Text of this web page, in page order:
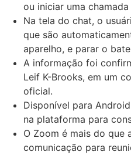
ou iniciar uma chamada
Na tela do chat, o
que são
aparelho, e parar o
A informação foi
Leif K-Brooks, em um
oficial.
Disponível para
na plataforma para
O Zoom é mais do que
comunicação para